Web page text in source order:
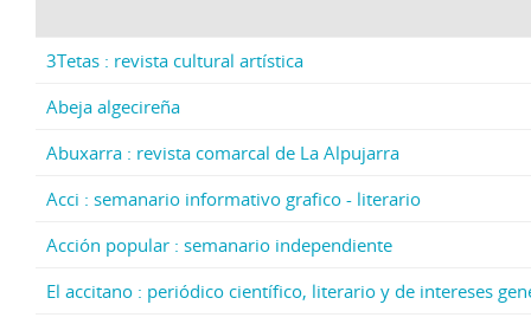
3Tetas : revista cultural artística
Abeja algecireña
Abuxarra : revista comarcal de La Alpujarra
Acci : semanario informativo grafico - literario
Acción popular : semanario independiente
El accitano : periódico científico, literario y de intereses